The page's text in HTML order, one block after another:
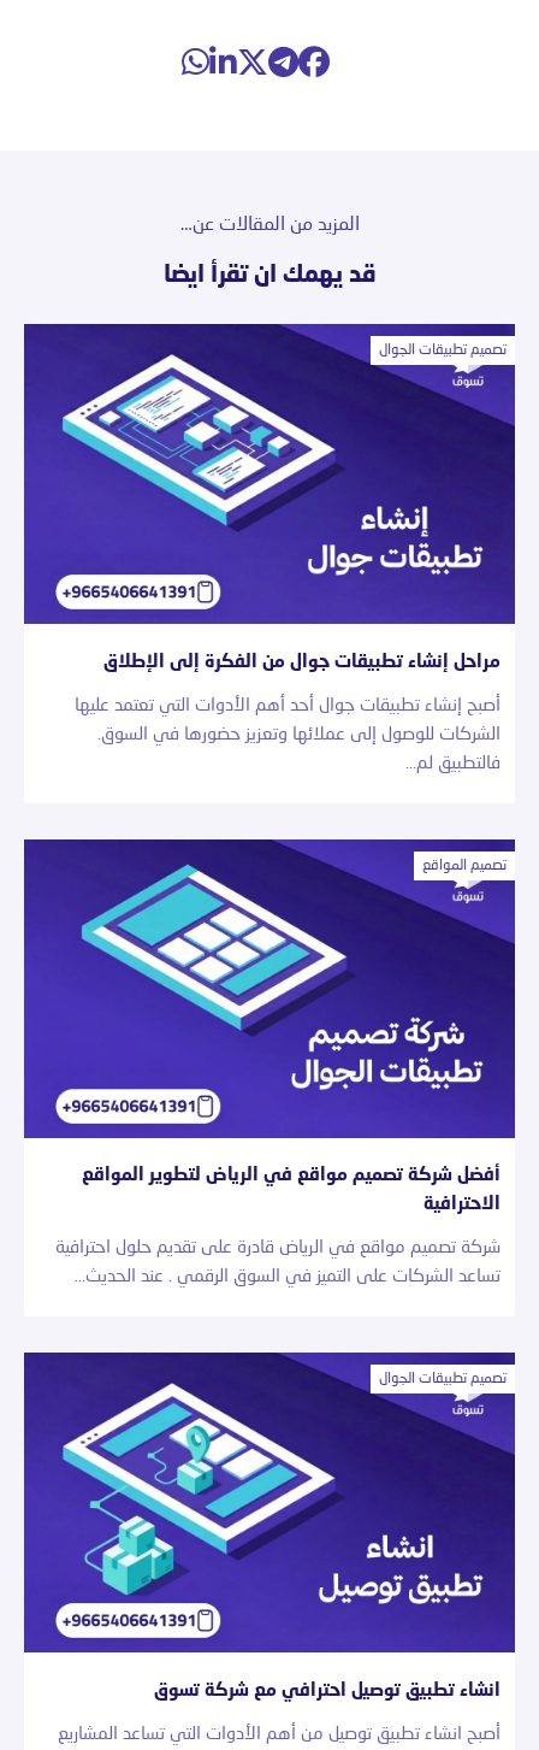
المزيد من المقالات عن…
قد يهمك ان تقرأ ايضا
تصميم تطبيقات الجوال
مراحل إنشاء تطبيقات جوال من الفكرة إلى الإطلاق
أصبح إنشاء تطبيقات جوال أحد أهم الأدوات التي تعتمد عليها
الشركات للوصول إلى عملائها وتعزيز حضورها في السوق.
فالتطبيق لم…
تصميم المواقع
أفضل شركة تصميم مواقع في الرياض لتطوير المواقع
الاحترافية
شركة تصميم مواقع في الرياض قادرة على تقديم حلول احترافية
تساعد الشركات على التميز في السوق الرقمي . عند الحديث…
تصميم تطبيقات الجوال
انشاء تطبيق توصيل احترافي مع شركة تسوق
أصبح انشاء تطبيق توصيل من أهم الأدوات التي تساعد المشاريع